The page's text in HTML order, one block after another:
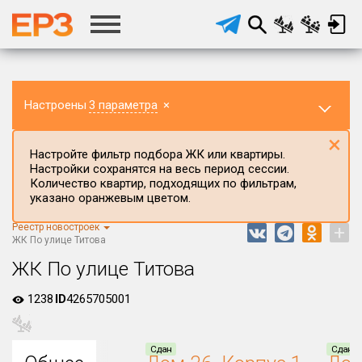
Настроены 3 параметра ×
Регион ЖК
Район в регионе
Все
Населённый пункт
Настройте фильтр подбора ЖК или квартиры.
Настройки сохранятся на весь период сессии.
Количество квартир, подходящих по фильтрам,
указано оранжевым цветом.
×
Реестр новостроек
ЖК По улице Титова
+
ЖК По улице Титова
1238 ID4265705001
Сдан Сдан